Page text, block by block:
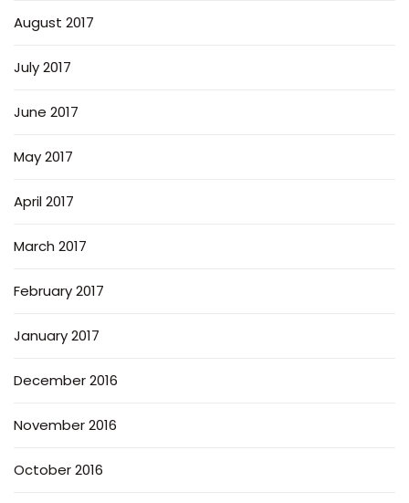
August 2017
July 2017
June 2017
May 2017
April 2017
March 2017
February 2017
January 2017
December 2016
November 2016
October 2016